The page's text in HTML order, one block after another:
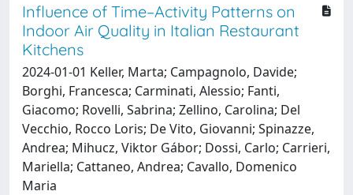
Influence of Time–Activity Patterns on
Indoor Air Quality in Italian Restaurant
Kitchens
2024-01-01 Keller, Marta; Campagnolo, Davide;
Borghi, Francesca; Carminati, Alessio; Fanti,
Giacomo; Rovelli, Sabrina; Zellino, Carolina; Del
Vecchio, Rocco Loris; De Vito, Giovanni; Spinazze,
Andrea; Mihucz, Viktor Gábor; Dossi, Carlo; Carrieri,
Mariella; Cattaneo, Andrea; Cavallo, Domenico
Maria